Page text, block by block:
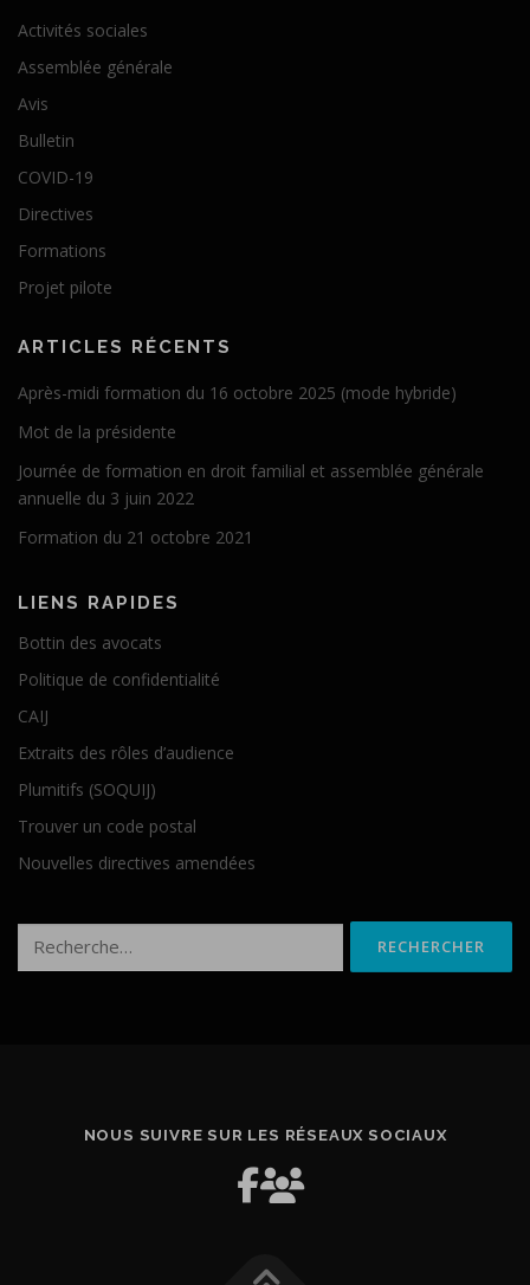
Activités sociales
Assemblée générale
Avis
Bulletin
COVID-19
Directives
Formations
Projet pilote
ARTICLES RÉCENTS
Après-midi formation du 16 octobre 2025 (mode hybride)
Mot de la présidente
Journée de formation en droit familial et assemblée générale
annuelle du 3 juin 2022
Formation du 21 octobre 2021
LIENS RAPIDES
Bottin des avocats
Politique de confidentialité
CAIJ
Extraits des rôles d’audience
Plumitifs (SOQUIJ)
Trouver un code postal
Nouvelles directives amendées
Rechercher :
NOUS SUIVRE SUR LES RÉSEAUX SOCIAUX